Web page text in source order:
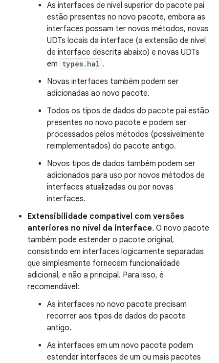
As interfaces de nível superior do pacote pai
estão presentes no novo pacote, embora as
interfaces possam ter novos métodos, novas
UDTs locais da interface (a extensão de nível
de interface descrita abaixo) e novas UDTs
em types.hal .
Novas interfaces também podem ser
adicionadas ao novo pacote.
Todos os tipos de dados do pacote pai estão
presentes no novo pacote e podem ser
processados pelos métodos (possivelmente
reimplementados) do pacote antigo.
Novos tipos de dados também podem ser
adicionados para uso por novos métodos de
interfaces atualizadas ou por novas
interfaces.
Extensibilidade compatível com versões
anteriores no nível da interface. O novo pacote
também pode estender o pacote original,
consistindo em interfaces logicamente separadas
que simplesmente fornecem funcionalidade
adicional, e não a principal. Para isso, é
recomendável:
As interfaces no novo pacote precisam
recorrer aos tipos de dados do pacote
antigo.
As interfaces em um novo pacote podem
estender interfaces de um ou mais pacotes